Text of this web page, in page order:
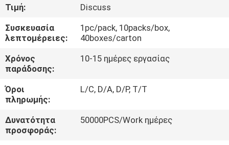
ΠΟΙΟΤΙΚΌΣ
ΈΛΕΓΧΟΣ
ΖΗΤΉΣΤΕ
ΈΝΑ
ΑΠΌΣΠΑΣΜΑ
SITEMAP
Τιμή:
Discuss
Συσκευασία
λεπτομέρειες:
1pc/pack, 10packs/box,
40boxes/carton
Χρόνος
παράδοσης:
10-15 ημέρες εργασίας
Όροι
πληρωμής:
L/C, D/A, D/P, T/T
Δυνατότητα
προσφοράς:
50000PCS/Work ημέρες